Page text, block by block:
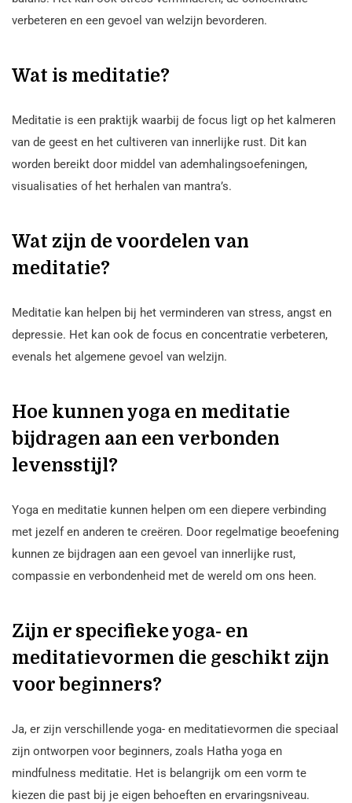
verbeteren en een gevoel van welzijn bevorderen.
Wat is meditatie?
Meditatie is een praktijk waarbij de focus ligt op het kalmeren
van de geest en het cultiveren van innerlijke rust. Dit kan
worden bereikt door middel van ademhalingsoefeningen,
visualisaties of het herhalen van mantra’s.
Wat zijn de voordelen van
meditatie?
Meditatie kan helpen bij het verminderen van stress, angst en
depressie. Het kan ook de focus en concentratie verbeteren,
evenals het algemene gevoel van welzijn.
Hoe kunnen yoga en meditatie
bijdragen aan een verbonden
levensstijl?
Yoga en meditatie kunnen helpen om een diepere verbinding
met jezelf en anderen te creëren. Door regelmatige beoefening
kunnen ze bijdragen aan een gevoel van innerlijke rust,
compassie en verbondenheid met de wereld om ons heen.
Zijn er specifieke yoga- en
meditatievormen die geschikt zijn
voor beginners?
Ja, er zijn verschillende yoga- en meditatievormen die speciaal
zijn ontworpen voor beginners, zoals Hatha yoga en
mindfulness meditatie. Het is belangrijk om een vorm te
kiezen die past bij je eigen behoeften en ervaringsniveau.